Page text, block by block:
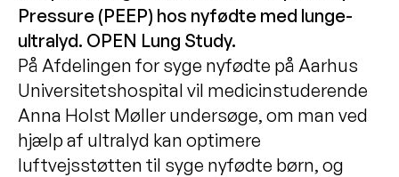
Pressure (PEEP) hos nyfødte med lunge-
ultralyd. OPEN Lung Study.
På Afdelingen for syge nyfødte på Aarhus
Universitetshospital vil medicinstuderende
Anna Holst Møller undersøge, om man ved
hjælp af ultralyd kan optimere
luftvejsstøtten til syge nyfødte børn, og